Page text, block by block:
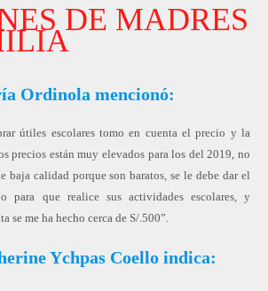
DE MADRES
Ordinola mencionó:
útiles escolares tomo en cuenta el precio y la
precios están muy elevados para los del 2019, no
baja calidad porque son baratos, se le debe dar el
para que realice sus actividades escolares, y
se me ha hecho cerca de S/.500”.
Ychpas Coello indica: